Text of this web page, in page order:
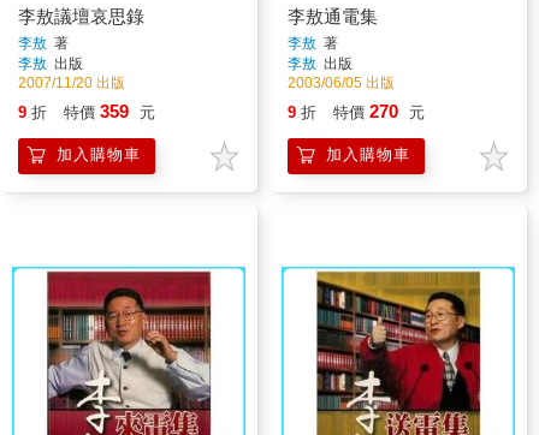
李敖議壇哀思錄
李敖 著
李敖 出版
2007/11/20 出版
9 折 特價 359 元
加入購物車
李敖通電集
李敖 著
李敖 出版
2003/06/05 出版
9 折 特價 270 元
加入購物車